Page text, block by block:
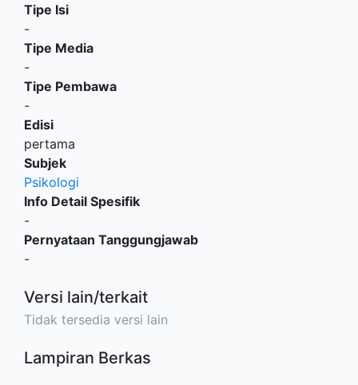
Tipe Isi
-
Tipe Media
-
Tipe Pembawa
-
Edisi
pertama
Subjek
Psikologi
Info Detail Spesifik
-
Pernyataan Tanggungjawab
-
Versi lain/terkait
Tidak tersedia versi lain
Lampiran Berkas